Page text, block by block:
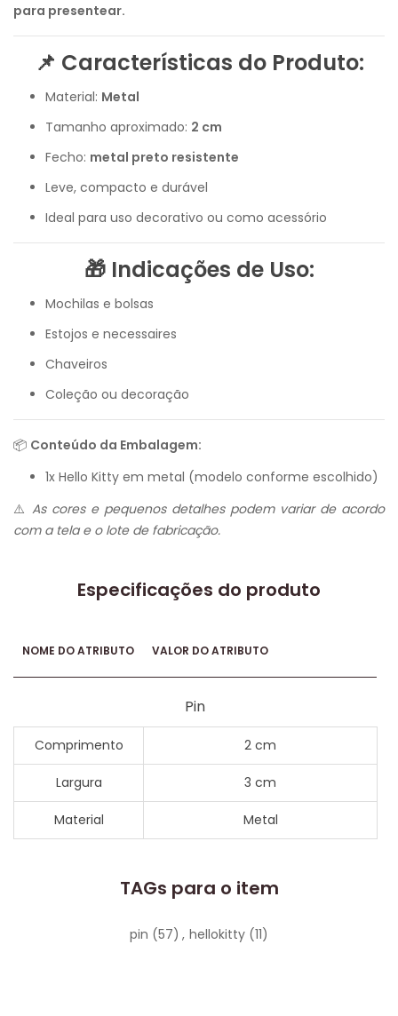
para presentear.
📌 Características do Produto:
Material: Metal
Tamanho aproximado: 2 cm
Fecho: metal preto resistente
Leve, compacto e durável
Ideal para uso decorativo ou como acessório
🎁 Indicações de Uso:
Mochilas e bolsas
Estojos e necessaires
Chaveiros
Coleção ou decoração
📦 Conteúdo da Embalagem:
1x Hello Kitty em metal (modelo conforme escolhido)
⚠️ As cores e pequenos detalhes podem variar de acordo
com a tela e o lote de fabricação.
Especificações do produto
NOME DO ATRIBUTO VALOR DO ATRIBUTO
Pin
Comprimento 2 cm
Largura 3 cm
Material Metal
TAGs para o item
pin (57) , hellokitty (11)